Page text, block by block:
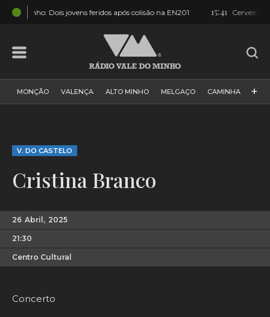
na EN201 15:41 Cerveira atua em 6 freguesias e está mais protegida
MONÇÃO VALENÇA ALTO MINHO MELGAÇO CAMINHA
VALE DO MINHO MINHO MUNDO
VILA PRAIA DE ÂNCORA
+
V. DO CASTELO
Cristina Branco
26 Abril, 2025
21:30
Centro Cultural
Concerto